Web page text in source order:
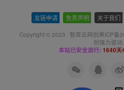
友链申请 免责声明 关于我们
Copyright © 2023 · 智库云网创黑ICP备
创强力驱动.
本站已安全运行: 1640天